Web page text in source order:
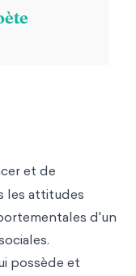
et de
les attitudes
d'un
possède et